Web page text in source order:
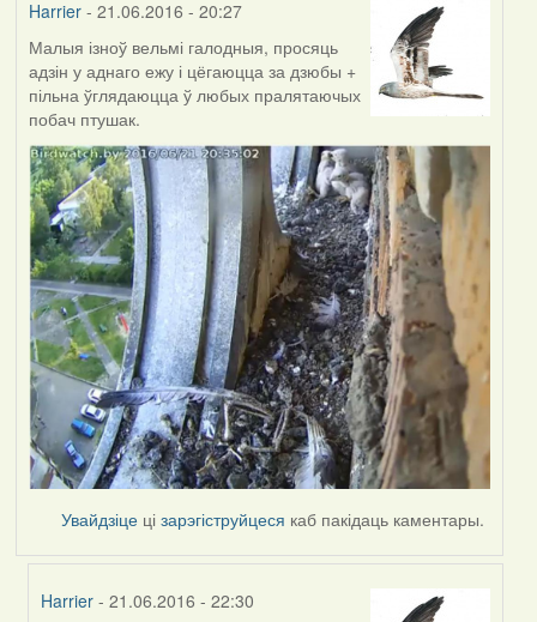
Harrier- 21.06.2016 - 20:27
Малыя ізноў вельмі галодныя, просяць
адзін у аднаго ежу і цёгаюцца за дзюбы +
пільна ўглядаюцца ў любых пралятаючых
побач птушак.
Увайдзіце цізарэгіструйцеся каб пакідаць каментары.
Harrier - 21.06.2016 - 22:30